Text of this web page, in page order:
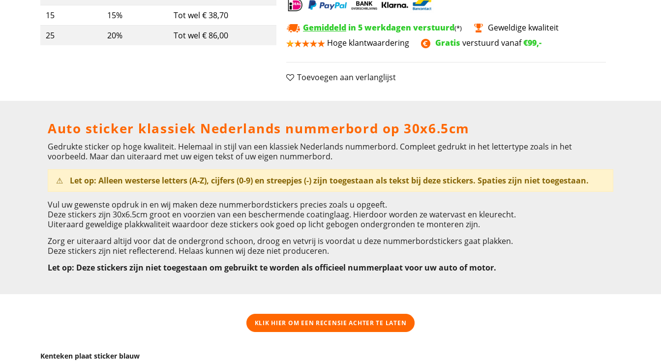
15
15%
Tot wel € 38,70
25
20% Tot wel € 86,00
Gemiddeld in 5 werkdagen verstuurd(*)
Geweldige kwaliteit
Hoge klantwaardering
Gratis verstuurd vanaf€99,-
Toevoegen aan verlanglijst
Auto sticker klassiek Nederlands nummerbord op 30x6.5cm
Gedrukte sticker op hoge kwaliteit. Helemaal in stijl van een klassiek Nederlands nummerbord. Compleet gedrukt in het lettertype zoals in het
voorbeeld. Maar dan uiteraard met uw eigen tekst of uw eigen nummerbord.
⚠ Let op: Alleen westerse letters (A-Z), cijfers (0-9) en streepjes (-) zijn toegestaan als tekst bij deze stickers. Spaties zijn niet toegestaan.
Vul uw gewenste opdruk in en wij maken deze nummerbordstickers precies zoals u opgeeft.
Deze stickers zijn 30x6.5cm groot en voorzien van een beschermende coatinglaag. Hierdoor worden ze watervast en kleurecht.
Uiteraard geweldige plakkwaliteit waardoor deze stickers ook goed op licht gebogen ondergronden te monteren zijn.
Zorg er uiteraard altijd voor dat de ondergrond schoon, droog en vetvrij is voordat u deze nummerbordstickers gaat plakken.
Deze stickers zijn niet reflecterend. Helaas kunnen wij deze niet produceren.
Let op: Deze stickers zijn niet toegestaan om gebruikt te worden als officieel nummerplaat voor uw auto of motor.
KLIK HIER OM EEN ​​RECENSIE ACHTER TE LATEN
Kenteken plaat sticker blauw